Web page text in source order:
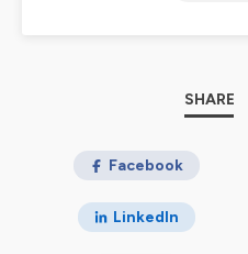
Hébergé par Ausha. Visitez
SHARE
Facebook
LinkedIn